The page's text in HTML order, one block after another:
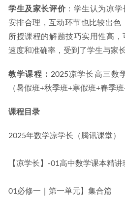
学生及家长评价：学生认为凉学
安排合理，互动环节也比较出色
所授课程的解题技巧实用性高
速度和准确率，受到了学生与家
教学课程： 2025凉学长高三数
（暑假班+秋季班+寒假班+春季班
课程目录
2025年数学凉学长（腾讯课堂）
【凉学长】-01高中数学课本精
01必修一｜第一单元】集合篇